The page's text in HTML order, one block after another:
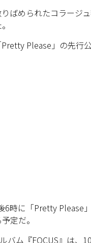
ばめられたコラージ
Please」の先行公
6時に「Pretty Please
定だ。
バム『FOCUS』は、